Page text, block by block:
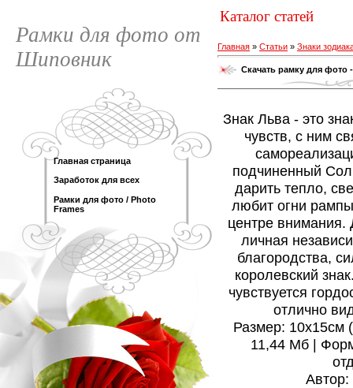
Рамки для фото от
Шиповник
Главная страница
Заработок для всех
Рамки для фото / Photo
Frames
Каталог статей
Главная » Статьи » Знаки
Скачать рамку для фото
Знак Льва - это
чувств, с ним
подчиненный
дарить тепло,
любит огни
центре
личная
благородства,
королевский
чувствуется
отлично
Размер: 10х15см
11,44 Мб |